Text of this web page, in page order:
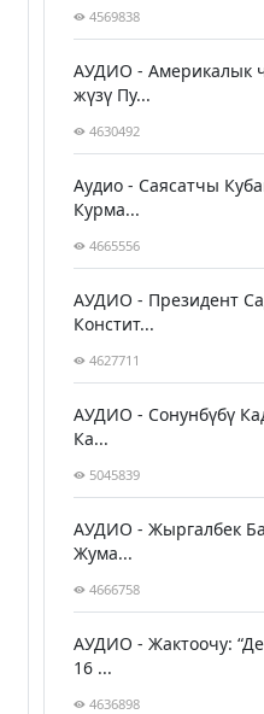
4569838
АУДИО - Америкалык
жүзү Пу...
4630492
Аудио - Саясатчы
Курма...
4665556
АУДИО - Президент
Констит...
4627711
АУДИО - Сонунбүбү
Ка...
5045839
АУДИО - Жыргалбек
Жума...
4666758
АУДИО - Жактоочу:
16 ...
4636898